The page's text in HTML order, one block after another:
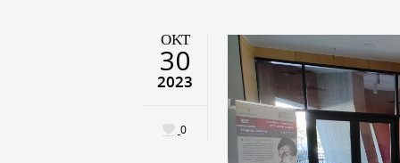
ΟΚΤ
30
2023
0